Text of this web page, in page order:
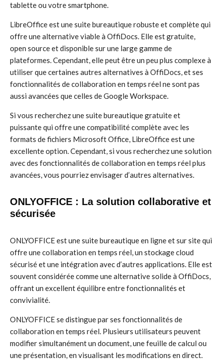
tablette ou votre smartphone.
LibreOffice est une suite bureautique robuste et complète qui
offre une alternative viable à OffiDocs. Elle est gratuite,
open source et disponible sur une large gamme de
plateformes. Cependant, elle peut être un peu plus complexe à
utiliser que certaines autres alternatives à OffiDocs, et ses
fonctionnalités de collaboration en temps réel ne sont pas
aussi avancées que celles de Google Workspace.
Si vous recherchez une suite bureautique gratuite et
puissante qui offre une compatibilité complète avec les
formats de fichiers Microsoft Office, LibreOffice est une
excellente option. Cependant, si vous recherchez une solution
avec des fonctionnalités de collaboration en temps réel plus
avancées, vous pourriez envisager d’autres alternatives.
ONLYOFFICE : La solution collaborative et
sécurisée
ONLYOFFICE est une suite bureautique en ligne et sur site qui
offre une collaboration en temps réel, un stockage cloud
sécurisé et une intégration avec d’autres applications. Elle est
souvent considérée comme une alternative solide à OffiDocs,
offrant un excellent équilibre entre fonctionnalités et
convivialité.
ONLYOFFICE se distingue par ses fonctionnalités de
collaboration en temps réel. Plusieurs utilisateurs peuvent
modifier simultanément un document, une feuille de calcul ou
une présentation, en visualisant les modifications en direct.